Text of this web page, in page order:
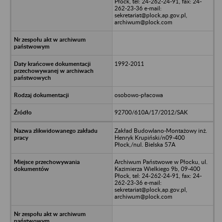
262-23-36 e-mail:
sekretariat@plock,ap.gov.pl,
archiwum@plock.com
1992-2011
osobowo-płacowa
92700/610A/17/2012/SAK
Zakład Budowlano-Montażowy inż.
Henryk Krupiński/n09-400
Płock,/nul. Bielska 57A
Archiwum Państwowe w Płocku, ul.
Kazimierza Wielkiego 9b, 09-400
Płock, tel: 24-262-24-91, fax: 24-
262-23-36 e-mail:
sekretariat@plock,ap.gov.pl,
archiwum@plock.com